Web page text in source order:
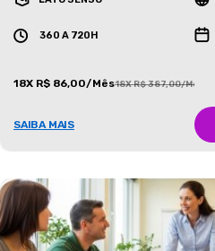
360 A 720H
18X R$ 86,00/Mês18X R$ 387,00/Mês
SAIBA MAIS